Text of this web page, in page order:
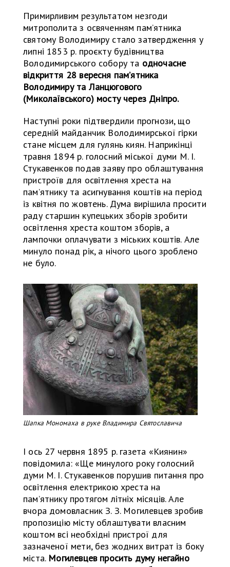
Примирливим результатом незгоди
митрополита з освяченням памʼятника
святому Володимиру стало затвердження у
липні 1853 р. проєкту будівництва
Володимирського собору та одночасне
відкриття 28 вересня памʼятника
Володимиру та Ланцюгового
(Миколаївського) мосту через Дніпро.
Наступні роки підтвердили прогнози, що
середній майданчик Володимирської гірки
стане місцем для гулянь киян. Наприкінці
травня 1894 р. голосний міської думи М. І.
Стукавенков подав заяву про облаштування
пристроїв для освітлення хреста на
памʼятнику та асигнування коштів на період
із квітня по жовтень. Дума вирішила просити
раду старшин купецьких зборів зробити
освітлення хреста коштом зборів, а
лампочки оплачувати з міських коштів. Але
минуло понад рік, а нічого цього зроблено
не було.
Шапка Мономаха в руке Владимира Святославича
І ось 27 червня 1895 р. газета «Киянин»
повідомила: «Ще минулого року голосний
думи М. І. Стукавенков порушив питання про
освітлення електрикою хреста на
памʼятнику протягом літніх місяців. Але
вчора домовласник З. З. Могилевцев зробив
пропозицію місту облаштувати власним
коштом всі необхідні пристрої для
зазначеної мети, без жодних витрат із боку
міста. Могилевцев просить думу негайно